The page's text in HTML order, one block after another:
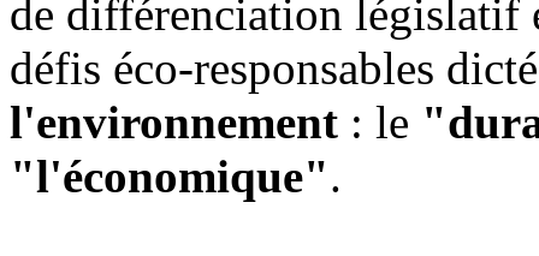
de différenciation législatif
défis éco-responsables
l'environnement : le
"l'économique".